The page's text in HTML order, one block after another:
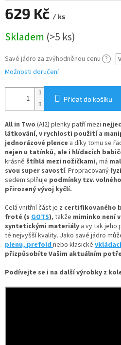
629 Kč / ks
cena:
Skladem (>5 ks)
Savé jádro za zvýhodněnou cenu ?
Možnosti doručení
Přidat do košíku
All in Two (AI2) plenky patří mezi
látkování, v rychlosti použití a
jednorázové plence a díky tomu se
nejen u tatínků, ale i hlídacích
krásně štíhlá mezi nožičkami, má
svou super savostí. Propracovaný f
sedem splňuje podmínky tzv.
přirozený vývoj kyčlí.
Celá vnitřní část je z certifikovaného
froté (s GOTS), takže miminko není
syntetickými materiály a vy tak jeho
té nejvyšší kvality. Jako savé jádro
plenu,prefoldnebo klasické
přizpůsobíte Vašim aktuálním
Podívejte se i na další výrobky z